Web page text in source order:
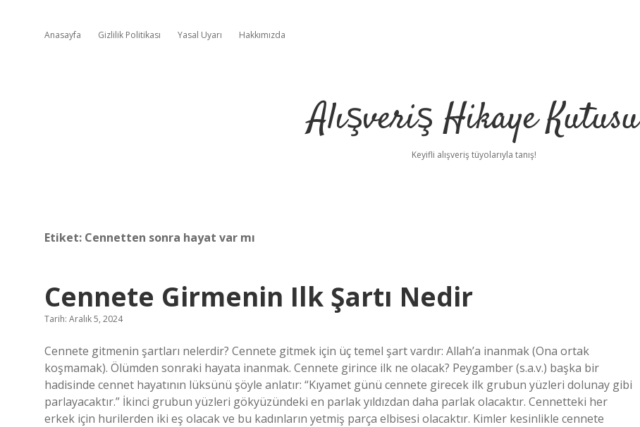
Anasayfa Gizlilik Politikası Yasal Uyarı Hakkımızda
Alışveriş Hikaye Kutusu
Keyifli alışveriş tüyolarıyla tanış!
Etiket: Cennetten sonra hayat var mı
Cennete Girmenin Ilk Şartı Nedir
Tarih: Aralık 5, 2024
Cennete gitmenin şartları nelerdir? Cennete gitmek için üç temel şart vardır: Allah’a inanmak (Ona ortak
koşmamak). Ölümden sonraki hayata inanmak. Cennete girince ilk ne olacak? Peygamber (s.a.v.) başka bir
hadisinde cennet hayatının lüksünü şöyle anlatır: “Kıyamet günü cennete girecek ilk grubun yüzleri dolunay gibi
parlayacaktır.” İkinci grubun yüzleri gökyüzündeki en parlak yıldızdan daha parlak olacaktır. Cennetteki her
erkek için hurilerden iki eş olacak ve bu kadınların yetmiş parça elbisesi olacaktır. Kimler kesinlikle cennete